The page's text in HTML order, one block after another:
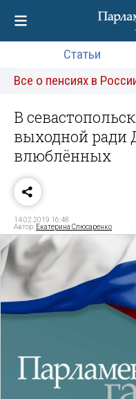
Статьи
Все о пенсиях в
В
выходной ради
влюблённых
14.02.2019 16:48
Автор: Екатерина Слюсаренко